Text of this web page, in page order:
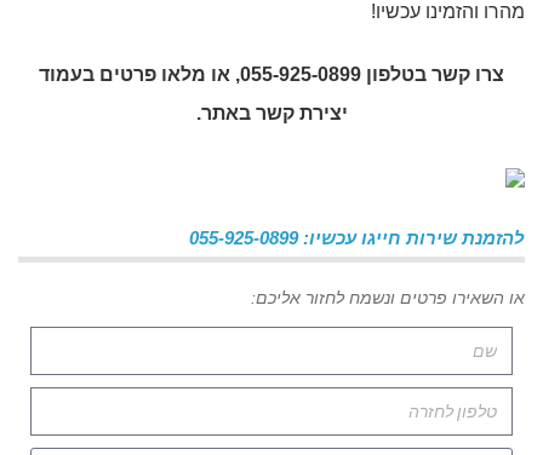
מהרו והזמינו עכשיו!
צרו קשר בטלפון 055-925-0899, או מלאו פרטים בעמוד
יצירת קשר באתר.
להזמנת שירות חייגו עכשיו: 055-925-0899
או השאירו פרטים ונשמח לחזור אליכם: